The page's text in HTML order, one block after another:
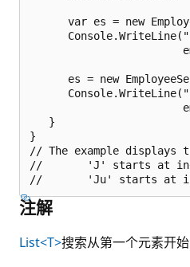
var es = new
es = new
   }
}
// The example displays
//       'J' starts at
注解
List<T>搜索从第一个元素开